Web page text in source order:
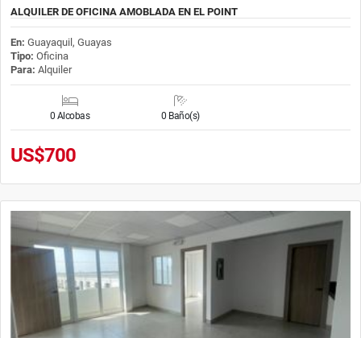
ALQUILER DE OFICINA AMOBLADA EN EL POINT
En: Guayaquil, Guayas
Tipo: Oficina
Para: Alquiler
0 Alcobas 0 Baño(s)
US$700